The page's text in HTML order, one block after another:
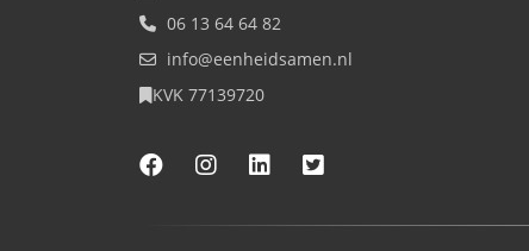
06 13 64 64 82
info@eenheidsamen.nl
KVK 77139720